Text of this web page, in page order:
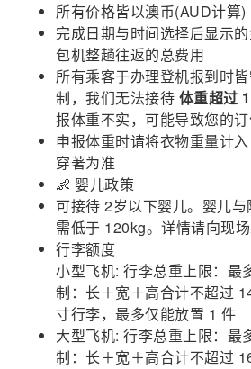
所有价格皆以澳币(AUD计算)
完成日期与时间选择后显示
包机整趟往返的总费用
所有乘客于办理登机报到时
制，我们无法接待 体重超过
报体重不实，可能导致您的订
申报体重时请将衣物重量计
穿著为准
👶 婴儿政策
可接待 2岁以下婴儿。婴儿
需低于 120kg。详情请向现
行李额度
小型飞机: 行李总重上限：最
制：长＋宽＋高合计不超过
寸行李，最多仅能放置 1 件
大型飞机: 行李总重上限：最
制：长＋宽＋高合计不超过